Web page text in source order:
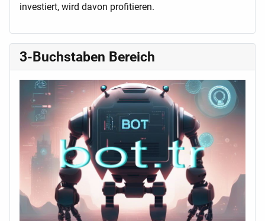
investiert, wird davon profitieren.
3-Buchstaben Bereich